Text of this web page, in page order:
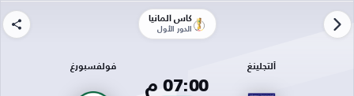
كأس ألمانيا
الدور الأول
ألتجلينغ
07:00 م
فولفسبورغ